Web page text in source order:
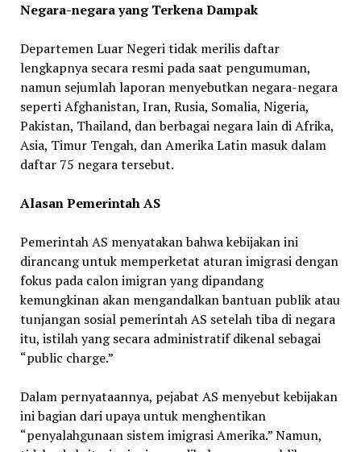
Negara-negara yang Terkena Dampak
Departemen Luar Negeri tidak merilis daftar
lengkapnya secara resmi pada saat pengumuman,
namun sejumlah laporan menyebutkan negara-negara
seperti Afghanistan, Iran, Rusia, Somalia, Nigeria,
Pakistan, Thailand, dan berbagai negara lain di Afrika,
Asia, Timur Tengah, dan Amerika Latin masuk dalam
daftar 75 negara tersebut.
Alasan Pemerintah AS
Pemerintah AS menyatakan bahwa kebijakan ini
dirancang untuk memperketat aturan imigrasi dengan
fokus pada calon imigran yang dipandang
kemungkinan akan mengandalkan bantuan publik atau
tunjangan sosial pemerintah AS setelah tiba di negara
itu, istilah yang secara administratif dikenal sebagai
“public charge.”
Dalam pernyataannya, pejabat AS menyebut kebijakan
ini bagian dari upaya untuk menghentikan
“penyalahgunaan sistem imigrasi Amerika.” Namun,